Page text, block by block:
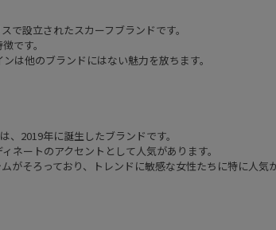
で設立されたスカーフブランドです。
です。
は他のブランドにはない魅力を放ちます。
、2019年に誕生したブランドです。
ートのアクセントとして人気があります。
そろっており、トレンドに敏感な女性たちに特に人気が